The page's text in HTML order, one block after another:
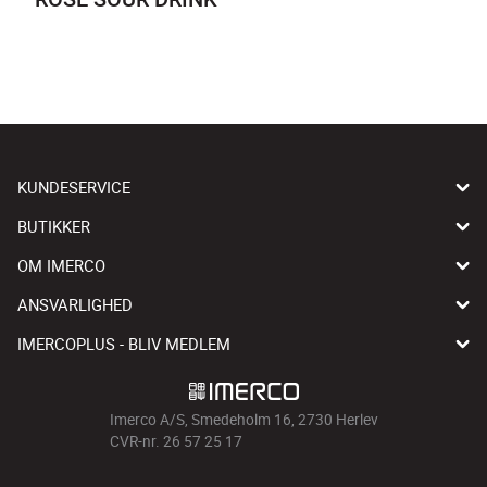
KUNDESERVICE
BUTIKKER
OM IMERCO
ANSVARLIGHED
IMERCOPLUS - BLIV MEDLEM
Imerco A/S, Smedeholm 16, 2730 Herlev
CVR-nr. 26 57 25 17